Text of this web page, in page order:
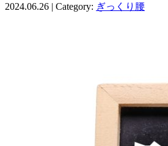
2024.06.26 | Category: ぎっくり腰